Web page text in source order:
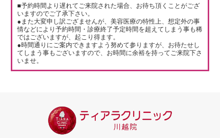
■予約時間より遅れてご来院された場合、お待ち頂くことがござ
いますのでご了承下さい。
●また大変申し訳ござませんが、美容医療の特性上、想定外の事
情などにより予約時間・診療終了予定時間を超えてしまう事も稀
ではございますが、起こり得ます。
●時間通りにご案内できますよう努めて参りますが、お待たせし
てしまう事もございますので、お時間に余裕を持ってご来院下さ
いませ。